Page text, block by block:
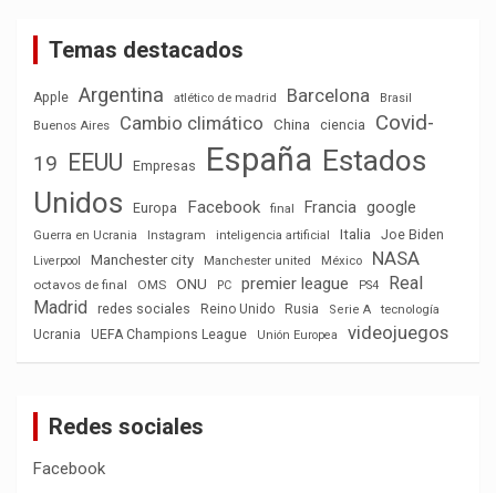
Temas destacados
Apple Argentina atlético de madrid Barcelona
Brasil
Buenos Aires
Cambio climático China ciencia
Covid-
19 EEUU Empresas España Estados
Unidos
Europa Facebook final Francia google
Guerra en Ucrania Instagram inteligencia artificial Italia Joe Biden
Liverpool Manchester city Manchester united México NASA
octavos de final OMS ONU PC premier league PS4
Real
Madrid
redes sociales Reino Unido Rusia Serie A
tecnología
Ucrania
UEFA Champions League Unión Europea videojuegos
Redes sociales
Facebook